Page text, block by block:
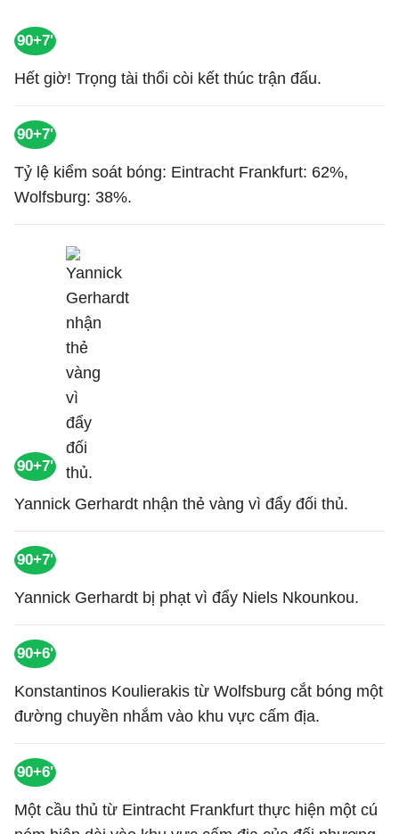
90+7'
Hết giờ! Trọng tài thổi còi kết thúc trận đấu.
90+7'
Tỷ lệ kiểm soát bóng: Eintracht Frankfurt: 62%,
Wolfsburg: 38%.
90+7'
Yannick Gerhardt nhận thẻ vàng vì đẩy đối thủ.
90+7'
Yannick Gerhardt bị phạt vì đẩy Niels Nkounkou.
90+6'
Konstantinos Koulierakis từ Wolfsburg cắt bóng một
đường chuyền nhắm vào khu vực cấm địa.
90+6'
Một cầu thủ từ Eintracht Frankfurt thực hiện một cú